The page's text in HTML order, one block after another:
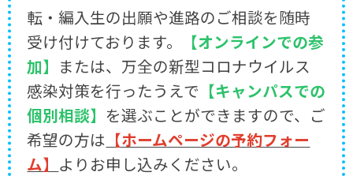
転・編入生の出願や進路のご相談を随時
受け付けております。
【オンラインでの参
加】 または、万全の新型コロナウイルス
感染対策を行ったうえで 【キャンパスでの
個別相談】 を選ぶことができますので、ご
希望の方は 【ホームページの予約フォー
ム】 よりお申し込みください。